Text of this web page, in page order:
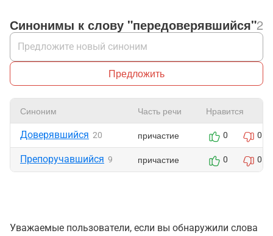
Синонимы к слову "передоверявшийся"2
Предложить
Синоним Часть речи Нравится
Доверявшийся 20 причастие 0 0
Препоручавшийся 9 причастие 0 0
Уважаемые пользователи, если вы обнаружили слова